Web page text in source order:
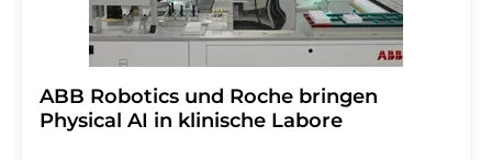
​​​​​​​ABB Robotics und Roche bringen
Physical AI in klinische Labore